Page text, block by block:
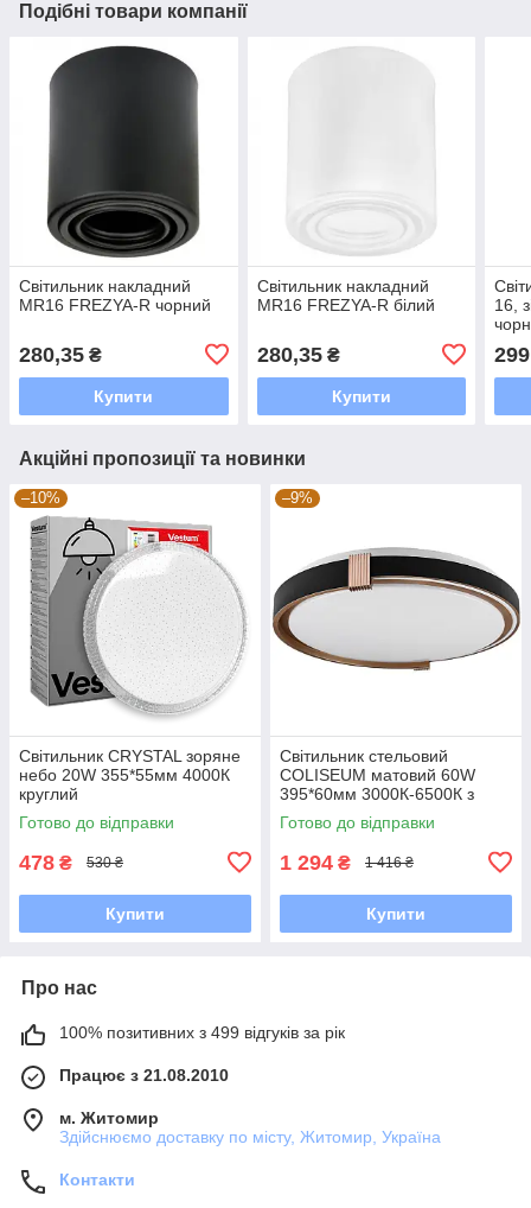
Подібні товари компанії
Світильник накладний
MR16 FREZYA-R чорний
280,35 ₴
Купити
Світильник накладний
MR16 FREZYA-R білий
280,35₴
Купити
16,
Акційні пропозиції та новинки
–10%
Світильник CRYSTAL зоряне
небо 20W 355*55мм 4000К
круглий
Готово до відправки
478 ₴ 530 ₴
Купити
–9%
Світильник стельовий
COLISEUM матовий 60W
395*60мм 3000К-6500К з
пультом чорне золото
Готово до відправки
1 294 ₴ 1 416 ₴
Купити
Про нас
100% позитивних з 499 відгуків за рік
Працює з 21.08.2010
м. Житомир
Здійснюємо доставку по місту, Житомир, Україна
Контакти